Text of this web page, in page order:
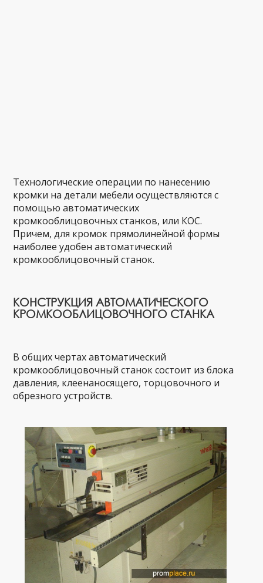
Технологические операции по нанесению
кромки на детали мебели осуществляются с
помощью автоматических
кромкооблицовочных станков, или КОС.
Причем, для кромок прямолинейной формы
наиболее удобен автоматический
кромкооблицовочный станок.
КОНСТРУКЦИЯ АВТОМАТИЧЕСКОГО
КРОМКООБЛИЦОВОЧНОГО СТАНКА
В общих чертах автоматический
кромкооблицовочный станок состоит из блока
давления, клеенаносящего, торцовочного и
обрезного устройств.